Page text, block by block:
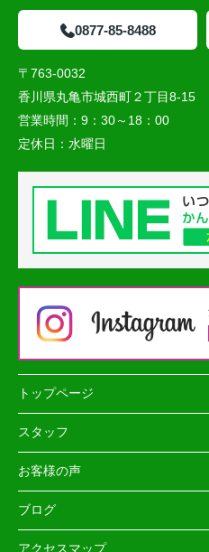
0877-85-8488
〒763-0032
香川県丸亀市城西町２丁目8-15
営業時間： 9：30～18：00
定休日： 水曜日
トップページ
スタッフ
お客様の声
ブログ
アクセスマップ